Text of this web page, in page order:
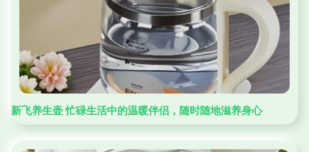
新飞养生壶 忙碌生活中的温暖伴侣，随时随地滋养身心